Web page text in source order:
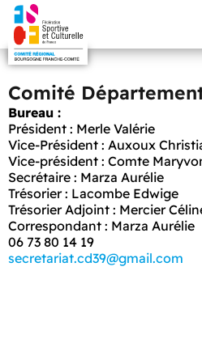
Comité
Bureau :
Président : Merle Valérie
Vice-Président : Auxoux
Vice-président : Comte
Secrétaire : Marza Aurélie
Trésorier : Lacombe Edwige
Trésorier Adjoint : Mercier
Correspondant : Marza Aurélie
06 73 80 14 19
secretariat.cd39@gmail.com